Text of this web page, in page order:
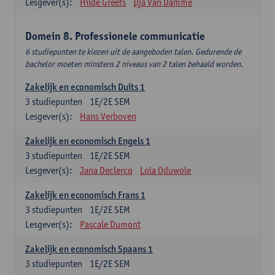
Domein 8. Professionele communicatie
6 studiepunten te kiezen uit de aangeboden talen. Gedurende de
bachelor moeten minstens 2 niveaus van 2 talen behaald worden.
Zakelijk en economisch Duits 1
1E/2E SEM
3 studiepunten
Lesgever(s):
Hans Verboven
Zakelijk en economisch Engels 1
1E/2E SEM
3 studiepunten
Lesgever(s):
Jana Declercq Lola Oduwole
Zakelijk en economisch Frans 1
1E/2E SEM
3 studiepunten
Lesgever(s):
Pascale Dumont
Zakelijk en economisch Spaans 1
1E/2E SEM
3 studiepunten